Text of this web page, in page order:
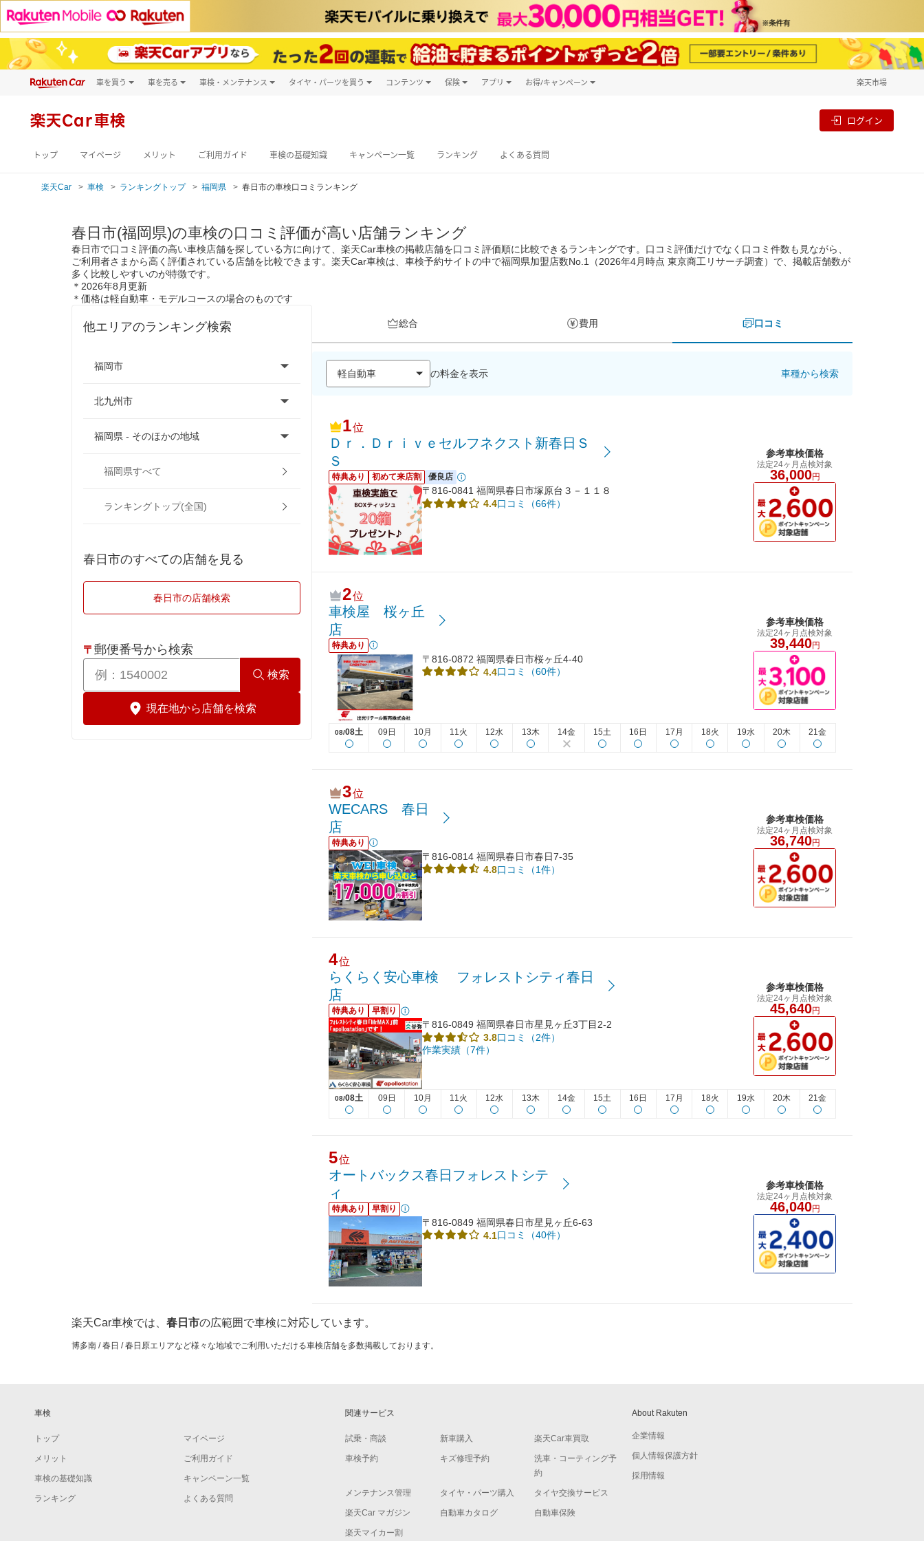
車を買う
新車
車を売る 車検・メンテナンス タイヤ・パーツを買う コンテンツ 保険 アプリ お得/キャンペーン 楽天市場
楽天Car車検 ログイン
トップ マイページ メリット ご利用ガイド 車検の基礎知識 キャンペーン一覧 ランキング よくある質問
楽天Car 車検 ランキングトップ 福岡県 春日市の車検口コミランキング
春日市(福岡県)の車検の口コミ評価が高い店舗ランキング
春日市で口コミ評価の高い車検店舗を探している方に向けて、楽天Car車検の掲載店舗を口コミ評価順に比較できるランキングです。口コミ評価だけでなく口コミ件数も見ながら、
ご利用者さまから高く評価されている店舗を比較できます。楽天Car車検は、車検予約サイトの中で福岡県加盟店数No.1（2026年4月時点 東京商工リサーチ調査）で、掲載店舗数が
多く比較しやすいのが特徴です。
＊2026年8月更新
＊価格は軽自動車・モデルコースの場合のものです
他エリアのランキング検索
福岡市
福岡市早良区
福岡市城南区
福岡市中央区
福岡市西区
福岡市南区
福岡市
北九州市
北九州市小倉北区
北九州市小倉南区
北九州市戸畑区
北九州市八幡東区
北九州市
福岡県 - そのほかの地域
朝倉市
飯塚市
大牟田市
小郡市
遠賀郡
福岡県すべて
ランキングトップ(全国)
春日市のすべての店舗を見る
春日市の店舗検索
〒 郵便番号から検索
検索
現在地から店舗を検索
総合 費用 口コミ
の料金を表示 車種から検索
1位
Ｄｒ．Ｄｒｉｖｅセルフネクスト新春日Ｓ
Ｓ
特典あり 初めて来店割 優良店
〒816-0841 福岡県春日市塚原台３－１１８
4.4口コミ（66件）
参考車検価格
法定24ヶ月点検対象
36,000円
2位
車検屋 桜ヶ丘
店
特典あり
〒816-0872 福岡県春日市桜ヶ丘4-40
4.4口コミ（60件）
参考車検価格
法定24ヶ月点検対象
39,440円
08/08土 09日 10月 11火 12水 13木 14金 15土 16日 17月 18火 19水 20木 21金
3位
WECARS 春日
店
特典あり
〒816-0814 福岡県春日市春日7-35
4.8口コミ（1件）
参考車検価格
法定24ヶ月点検対象
36,740円
4位
らくらく安心車検 フォレストシティ春日
店
特典あり 早割り
〒816-0849 福岡県春日市星見ヶ丘3丁目2-2
3.8口コミ（2件）
作業実績（7件）
参考車検価格
法定24ヶ月点検対象
45,640円
08/08土 09日 10月 11火 12水 13木 14金 15土 16日 17月 18火 19水 20木 21金
5位
オートバックス春日フォレストシテ
ィ
特典あり 早割り
〒816-0849 福岡県春日市星見ヶ丘6-63
4.1口コミ（40件）
参考車検価格
法定24ヶ月点検対象
46,040円
楽天Car車検では、 春日市の広範囲で車検に対応しています。
博多南 / 春日 / 春日原エリアなど様々な地域でご利用いただける車検店舗を多数掲載しております。
車検
トップ マイページ
メリット ご利用ガイド
車検の基礎知識 キャンペーン一覧
ランキング よくある質問
関連サービス
試乗・商談 新車購入 楽天Car車買取
車検予約 キズ修理予約
洗車・コーティング予
約
メンテナンス管理 タイヤ・パーツ購入 タイヤ交換サービス
楽天Car マガジン 自動車カタログ 自動車保険
楽天マイカー割
About Rakuten
企業情報
個人情報保護方針
採用情報